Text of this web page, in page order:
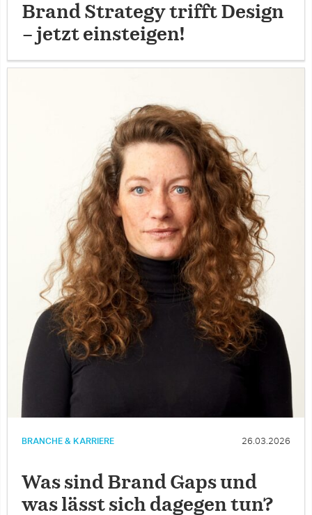
Brand Strategy trifft Design
– jetzt einsteigen!
BRANCHE & KARRIERE 26.03.2026
Was sind Brand Gaps und
was lässt sich dagegen tun?